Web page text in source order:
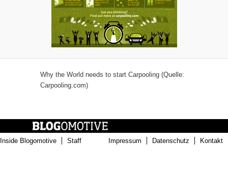
Why the World needs to start Carpooling (Quelle:
Carpooling.com)
Inside Blogomotive Staff Impressum Datenschutz Kontakt